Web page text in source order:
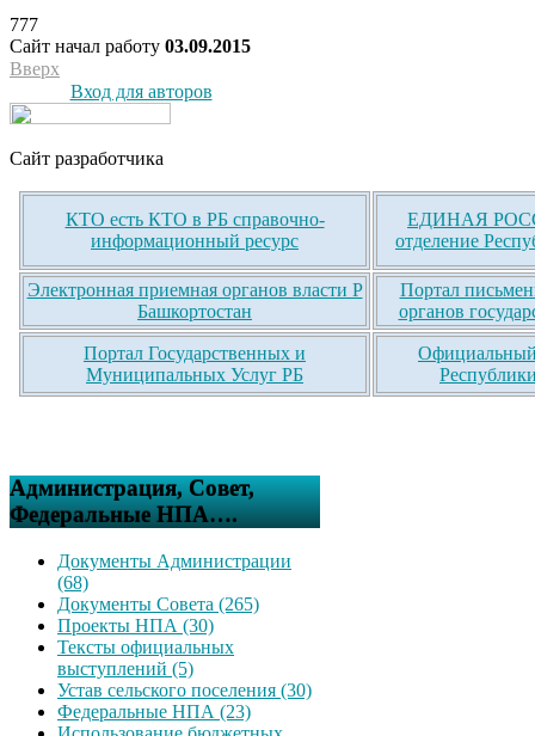
777
Сайт начал работу 03.09.2015
Вверх
Вход для авторов
Сайт разработчика
КТО есть КТО в РБ справочно-
информационный ресурс
ЕДИНАЯ
отделение
Электронная приемная органов власти Р
Башкортостан
Портал
органов
Портал Государственных и
Муниципальных Услуг РБ
Официальный
Администрация, Совет,
Федеральные НПА….
Документы Администрации
(68)
Документы Совета (265)
Проекты НПА (30)
Тексты официальных
выступлений (5)
Устав сельского поселения (30)
Федеральные НПА (23)